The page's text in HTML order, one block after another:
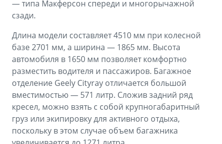
— типа Макферсон спереди и многорычажной
сзади.
Длина модели составляет 4510 мм при колесной
базе 2701 мм, а ширина — 1865 мм. Высота
автомобиля в 1650 мм позволяет комфортно
разместить водителя и пассажиров. Багажное
отделение Geely Cityray отличается большой
вместимостью — 571 литр. Сложив задний ряд
кресел, можно взять с собой крупногабаритный
груз или экипировку для активного отдыха,
поскольку в этом случае объем багажника